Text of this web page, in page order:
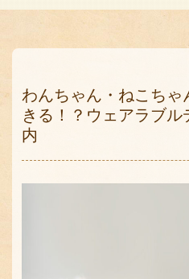
わんちゃん・ねこち
きる！？ウェアラブ
内